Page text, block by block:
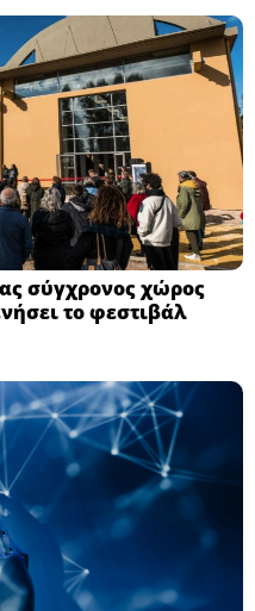
σύγχρονος χώρος
το φεστιβάλ